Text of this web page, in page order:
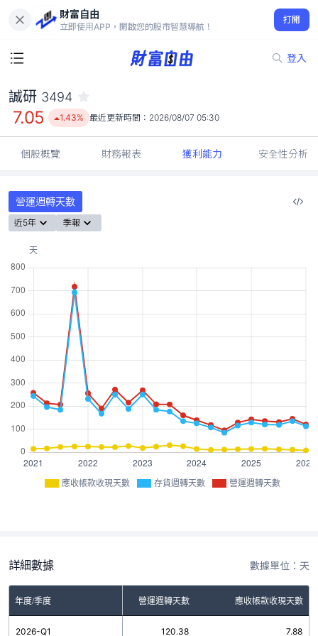
財富自由
立即使用APP，開啟您的股市智慧導航！
打開
登入
7.05
1.43%
誠研 3494
7.05 1.43% 最近更新時間： 2026/08/07 05:30
個股概覽 財務報表 獲利能力 安全性分析
營運週轉天數
近5年 季報
應收帳款收現天數 存貨週轉天數 營運週轉天數
詳細數據 數據單位：天
年度/季度
存貨週轉天數 營運週轉天數 應收帳款收現天數
2026-Q1112.50 120.38 7.88